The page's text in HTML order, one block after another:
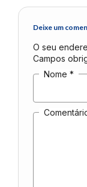
Deixe um
O seu
Campos
Nome *